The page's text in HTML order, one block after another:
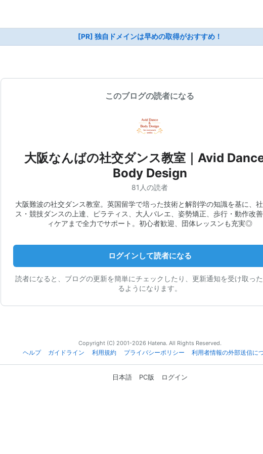
[PR] 独自ドメインは早めの取得がおすすめ！
このブログの読者になる
大阪なんばの社交ダンス教室｜Avid
Body Design
81人の読者
大阪難波の社交ダンス教室。英国留学で培った技術と解剖学の知識を基に、
ス・競技ダンスの上達、ピラティス、大人バレエ、姿勢矯正、歩行・動作改
ィケアまで全力でサポート。初心者歓迎、団体レッスンも充実◎
ログインして読者になる
読者になると、ブログの更新を簡単にチェックしたり、更新通知を受け取っ
るようになります。
Copyright (C) 2001-2026 Hatena. All Rights Reserved.
ヘルプ
ガイドライン 利用規約 プライバシーポリシー 利用者情報の外部送信に
日本語 PC版 ログイン